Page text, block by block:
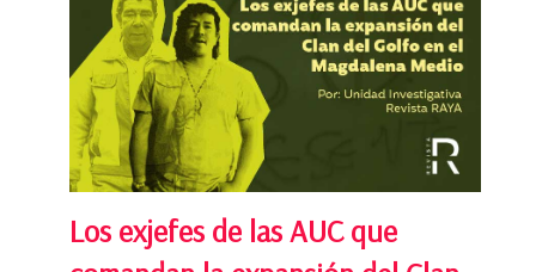
Los exjefes de las AUC que